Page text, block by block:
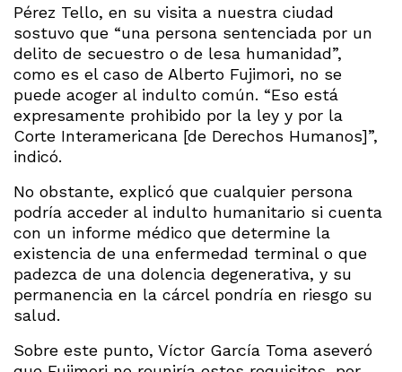
Pérez Tello, en su visita a nuestra ciudad
sostuvo que “una persona sentenciada por un
delito de secuestro o de lesa humanidad”,
como es el caso de Alberto Fujimori, no se
puede acoger al indulto común. “Eso está
expresamente prohibido por la ley y por la
Corte Interamericana [de Derechos Humanos]”,
indicó.
No obstante, explicó que cualquier persona
podría acceder al indulto humanitario si cuenta
con un informe médico que determine la
existencia de una enfermedad terminal o que
padezca de una dolencia degenerativa, y su
permanencia en la cárcel pondría en riesgo su
salud.
Sobre este punto, Víctor García Toma aseveró